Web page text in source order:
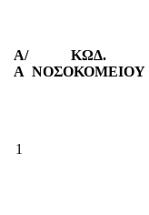
Α/
Α
ΚΩΔ.
ΝΟΣΟΚΟΜΕΙΟΥ
1